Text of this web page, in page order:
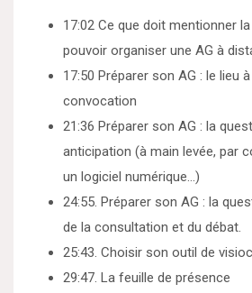
17:02 Ce que doit mentionner
pouvoir organiser une AG à
17:50 Préparer son AG : le lieu
convocation
21:36 Préparer son AG : la
anticipation (à main levée, par
un logiciel numérique…)
24:55. Préparer son AG : la
de la consultation et du débat.
25:43. Choisir son outil de
29:47. La feuille de présence